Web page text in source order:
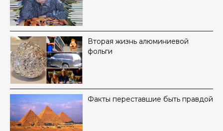
Вторая жизнь алюминиевой
фольги
Факты переставшие быть правдой